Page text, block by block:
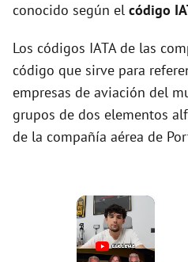
conocido según el código
Los códigos IATA de las
código que sirve para
empresas de aviación del
grupos de dos elementos
de la compañía aérea de
×